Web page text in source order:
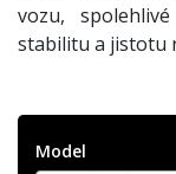
vozu,
stabilitu a jistotu
Model